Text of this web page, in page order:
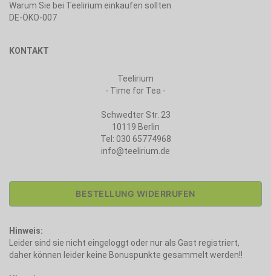
Warum Sie bei Teelirium einkaufen sollten
DE-ÖKO-007
KONTAKT
Teelirium
- Time for Tea -
Schwedter Str. 23
10119 Berlin
Tel: 030 65774968
info@teelirium.de
BESTELLUNG WIDERRUFEN
Hinweis:
Leider sind sie nicht eingeloggt oder nur als Gast registriert,
daher können leider keine Bonuspunkte gesammelt werden!!